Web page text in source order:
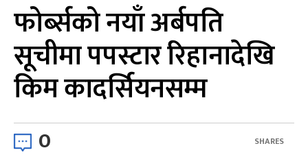
फोर्ब्सको नयाँ अर्बपति
सूचीमा पपस्टार रिहानादेखि
किम कादर्सियनसम्म
0 SHARES